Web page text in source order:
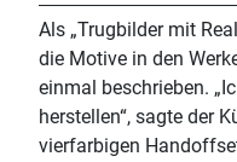
Als „Trugbilder mit
die Motive in den
einmal beschrieben.
herstellen“, sagte der
vierfarbigen